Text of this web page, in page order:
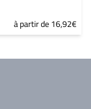
à partir de 16,92€